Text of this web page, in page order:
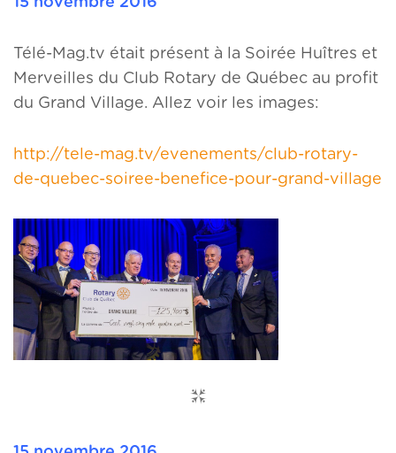
Télé-Mag.tv était présent à la Soirée Huîtres et
Merveilles du Club Rotary de Québec au profit
du Grand Village. Allez voir les images:
http://tele-mag.tv/evenements/club-rotary-
de-quebec-soiree-benefice-pour-grand-village